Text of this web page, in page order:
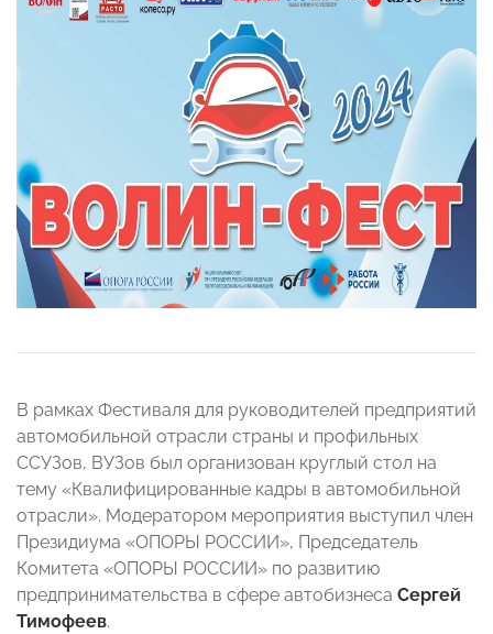
В рамках Фестиваля для руководителей предприятий
автомобильной отрасли страны и профильных
ССУЗов, ВУЗов был организован круглый стол на
тему «Квалифицированные кадры в автомобильной
отрасли». Модератором мероприятия выступил член
Президиума «ОПОРЫ РОССИИ», Председатель
Комитета «ОПОРЫ РОССИИ» по развитию
предпринимательства в сфере автобизнеса Сергей
Тимофеев.